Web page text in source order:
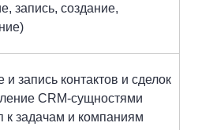
запись, создание,
и запись контактов и сделок
CRM-сущностями
к задачам и компаниям